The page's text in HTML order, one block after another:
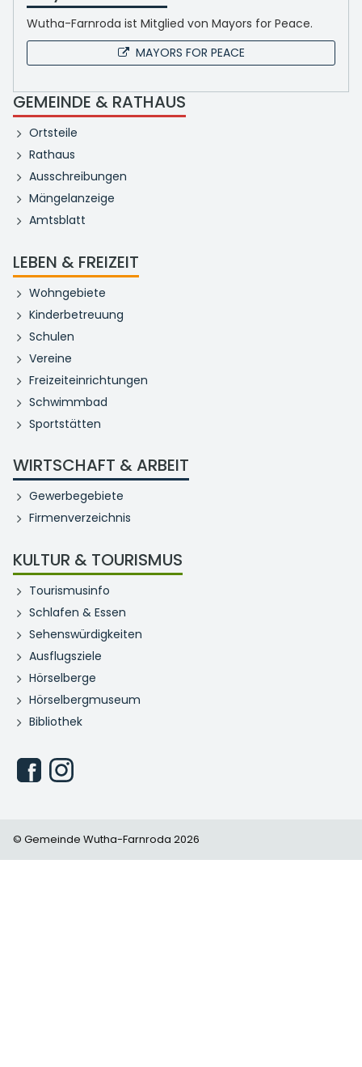
Wutha-Farnroda ist Mitglied von Mayors for Peace.
MAYORS FOR PEACE
GEMEINDE & RATHAUS
Ortsteile
Rathaus
Ausschreibungen
Mängelanzeige
Amtsblatt
LEBEN & FREIZEIT
Wohngebiete
Kinderbetreuung
Schulen
Vereine
Freizeiteinrichtungen
Schwimmbad
Sportstätten
WIRTSCHAFT & ARBEIT
Gewerbegebiete
Firmenverzeichnis
KULTUR & TOURISMUS
Tourismusinfo
Schlafen & Essen
Sehenswürdigkeiten
Ausflugsziele
Hörselberge
Hörselbergmuseum
Bibliothek
© Gemeinde Wutha-Farnroda 2026